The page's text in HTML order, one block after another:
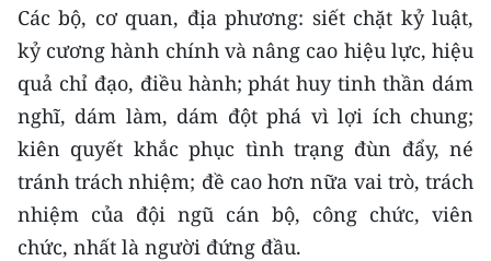
Các bộ, cơ quan, địa phương: siết chặt kỷ luật,
kỷ cương hành chính và nâng cao hiệu lực, hiệu
quả chỉ đạo, điều hành; phát huy tinh thần dám
nghĩ, dám làm, dám đột phá vì lợi ích chung;
kiên quyết khắc phục tình trạng đùn đẩy, né
tránh trách nhiệm; đề cao hơn nữa vai trò, trách
nhiệm của đội ngũ cán bộ, công chức, viên
chức, nhất là người đứng đầu.